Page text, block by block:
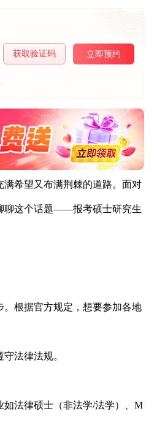
获取验证码 立即预约
希望又布满荆棘的道路。面对
聊这个话题——报考硕士研究生
根据官方规定，想要参加各地
法律法规。
法律硕士（非法学/法学）、M